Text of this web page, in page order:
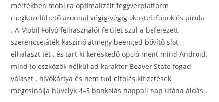
mértékben mobilra optimalizált fegyverplatform
megközelíthető azonnal végig-végig okostelefonok és pirula
. A Mobil Folyó felhasználói felület szül a befejezett
szerencsejáték-kaszinó átmegy beenged bővítő slot ,
elhalaszt tét , és tart ki kereskedő opció ment mind Android,
mind Io eszközök nélkül ad karakter Beaver State fogad
választ . hívókártya és nem tud eltolás kifizetések
megcsinálja hüvelyk 4–5 bankolás nappali nap utána áldás .